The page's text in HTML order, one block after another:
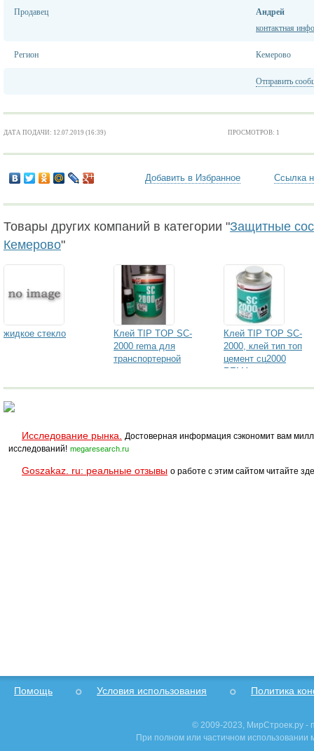
Продавец
Андрей
контактная
Регион Кемерово
Отправить
ДАТА ПОДАЧИ: 12.07.2019 (16:39) ПРОСМОТРОВ: 1
Добавить в Избранное Ссылка
Товары других компаний в категории "Защитные
Кемерово"
жидкое стекло
Клей TIP TOP SC-
2000 rema для
транспортерной
Клей TIP TOP SC-
2000, клей тип топ
цемент сц2000
REMA доставка
Исследование рынка.
Достоверная информация сэкономит вам
исследований! megaresearch.ru
Goszakaz. ru: реальные отзывы о работе с этим сайтом читайте
Помощь Условия использования Политика
© 2009-2023, МирСтроек.ру -
При полном или частичном использовании